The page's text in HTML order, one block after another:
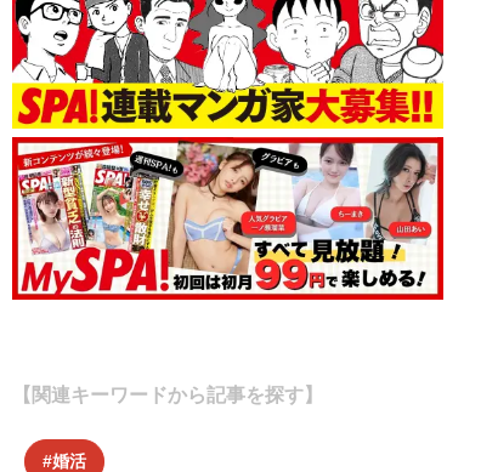
【関連キーワードから記事を探す】
婚活